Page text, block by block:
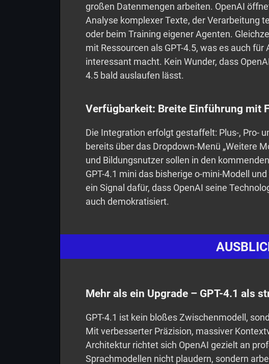
großen Datenmengen arbeiten. OpenAI
Analyse komplexer Texte, der Verarbeitung
oder beim Training eigener Agenten.
mit Ressourcen als GPT-4.5, was es auch
interessant macht. Kein Wunder, dass
4.5 bald auslaufen lässt.
Verfügbarkeit: Breite Einführung mit
Die Integration erfolgt gestaffelt: Plus-, Pro-
bereits über das Dropdown-Menü „Weitere
und Bildungsnutzer sollen in den
GPT-4.1 mini das bisherige o-mini-Modell
ein Signal dafür, dass OpenAI seine
auch demokratisiert.
Mehr als ein Upgrade – GPT-4.1 als
GPT-4.1 ist kein bloßes Zwischenmodell,
Mit verbesserter Präzision, massiver
Architektur richtet sich OpenAI gezielt an
Sprachmodellen nicht plaudern, sondern